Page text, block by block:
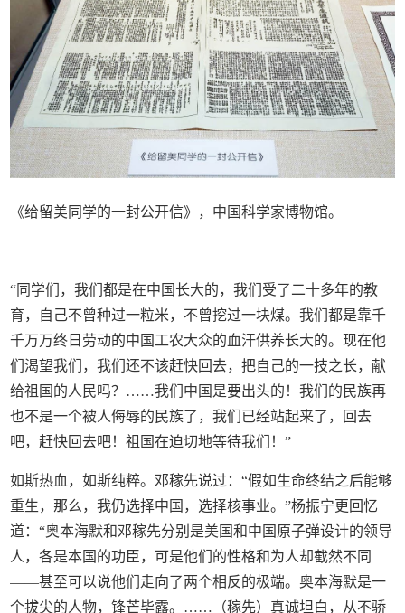
《给留美同学的一封公开信》，中国科学家博物馆。
“同学们，我们都是在中国长大的，我们受了二十多年的教
育，自己不曾种过一粒米，不曾挖过一块煤。我们都是靠千
千万万终日劳动的中国工农大众的血汗供养长大的。现在他
们渴望我们，我们还不该赶快回去，把自己的一技之长，献
给祖国的人民吗？……我们中国是要出头的！我们的民族再
也不是一个被人侮辱的民族了，我们已经站起来了，回去
吧，赶快回去吧！祖国在迫切地等待我们！”
如斯热血，如斯纯粹。邓稼先说过：“假如生命终结之后能够
重生，那么，我仍选择中国，选择核事业。”杨振宁更回忆
道：“奥本海默和邓稼先分别是美国和中国原子弹设计的领导
人，各是本国的功臣，可是他们的性格和为人却截然不同
——甚至可以说他们走向了两个相反的极端。奥本海默是一
个拔尖的人物，锋芒毕露。……（稼先）真诚坦白，从不骄